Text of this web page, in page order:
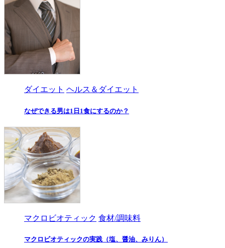
ダイエット ヘルス＆ダイエット
なぜできる男は1日1食にするのか？
マクロビオティック 食材/調味料
マクロビオティックの実践（塩、醤油、みりん）